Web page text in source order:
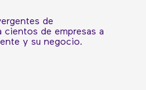
de
cientos de empresas a
y su negocio.